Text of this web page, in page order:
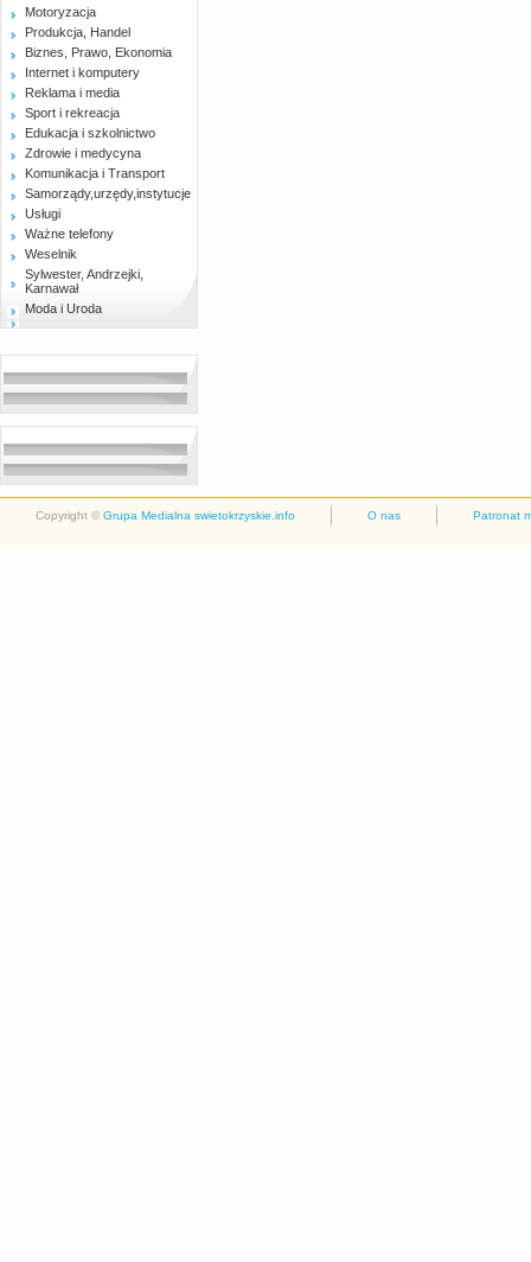
Motoryzacja
Produkcja, Handel
Biznes, Prawo, Ekonomia
Internet i komputery
Reklama i media
Sport i rekreacja
Edukacja i szkolnictwo
Zdrowie i medycyna
Komunikacja i Transport
Samorządy,urzędy,instytucje
Usługi
Ważne telefony
Weselnik
Sylwester, Andrzejki,
Karnawał
Moda i Uroda
Copyright © Grupa Medialna swietokrzyskie.info O nas Patronat